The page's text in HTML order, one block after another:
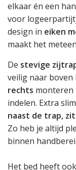
elkaar én een
voor
design in eiken
maakt het
De stevige
veilig naar boven
rechts monteren
indelen. Extra
naast de trap,
Zo heb je altijd
binnen
Het bed heeft ook